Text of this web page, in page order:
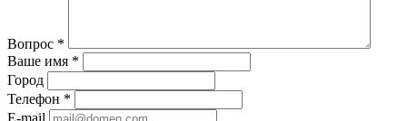
Вопрос *
Ваше имя *
Город
Телефон *
E-mail